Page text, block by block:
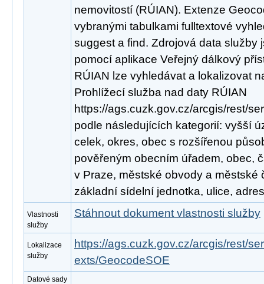
nemovitostí (RÚIAN). Extenze
vybranými tabulkami fulltextové
suggest a find. Zdrojová data služby
pomocí aplikace Veřejný dálkový
RÚIAN lze vyhledávat a lokalizovat
Prohlížecí služba nad daty RÚIAN
https://ags.cuzk.gov.cz/arcgis/rest/
podle následujících kategorií: vyšší
celek, okres, obec s rozšířenou
pověřeným obecním úřadem, obec,
v Praze, městské obvody a městské
základní sídelní jednotka, ulice,
Vlastnosti
služby
Stáhnout dokument vlastnosti služby
Lokalizace
služby
https://ags.cuzk.gov.cz/arcgis/rest/
exts/GeocodeSOE
Datové sady